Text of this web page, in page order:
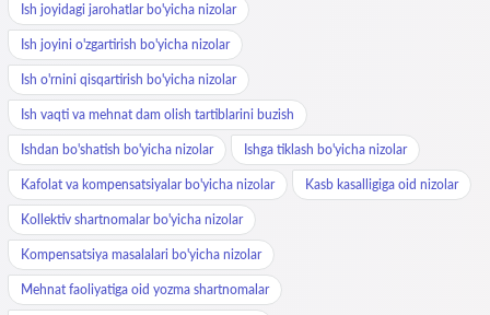
Ish joyidagi jarohatlar bo'yicha nizolar
Ish joyini o'zgartirish bo'yicha nizolar
Ish o'rnini qisqartirish bo'yicha nizolar
Ish vaqti va mehnat dam olish tartiblarini buzish
Ishdan bo'shatish bo'yicha nizolar Ishga tiklash bo'yicha nizolar
Kafolat va kompensatsiyalar bo'yicha nizolar Kasb kasalligiga oid nizolar
Kollektiv shartnomalar bo'yicha nizolar
Kompensatsiya masalalari bo'yicha nizolar
Mehnat faoliyatiga oid yozma shartnomalar